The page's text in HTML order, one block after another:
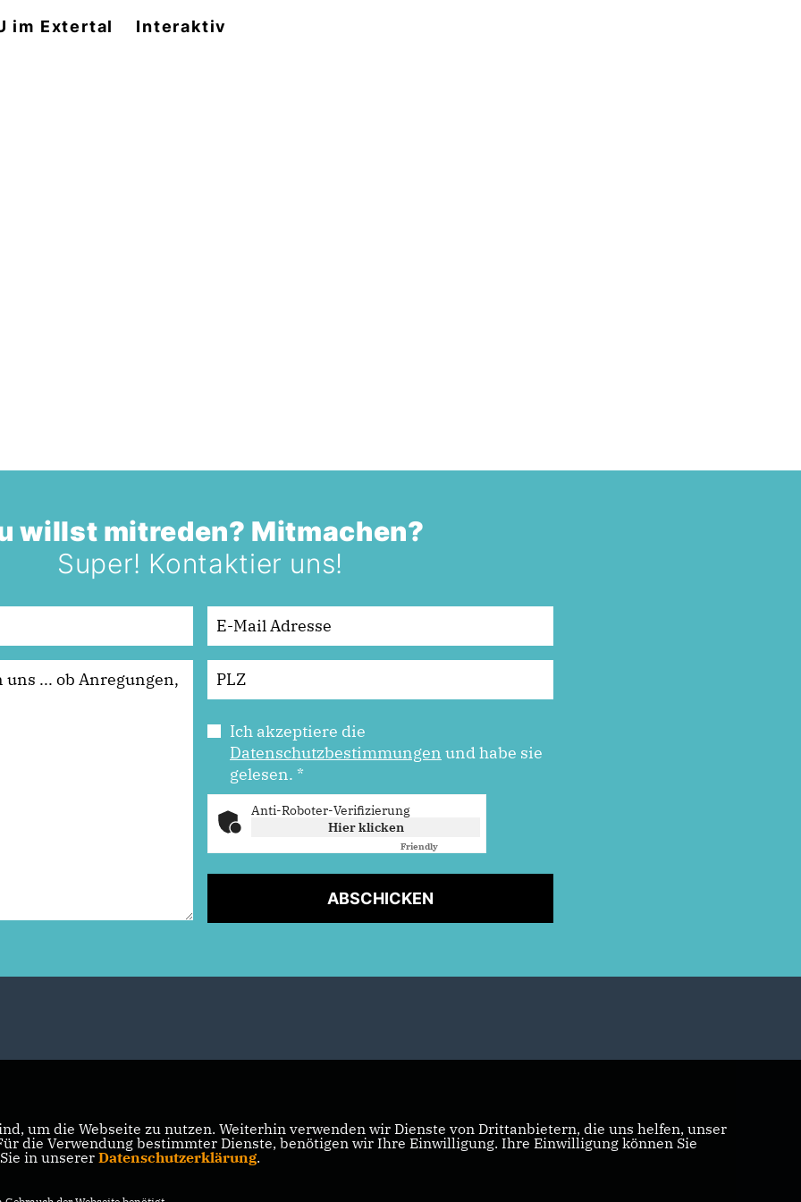
im Extertal Interaktiv
willst mitreden? Mitmachen?
Super! Kontaktier uns!
Ich akzeptiere die
Datenschutzbestimmungen und habe sie
gelesen. *
Anti-Roboter-Verifizierung
Hier klicken
Friendly
ABSCHICKEN
um die Webseite zu nutzen. Weiterhin verwenden wir Dienste von Drittanbietern, die uns helfen, unser
die Verwendung bestimmter Dienste, benötigen wir Ihre Einwilligung. Ihre Einwilligung können Sie
in unserer Datenschutzerklärung.